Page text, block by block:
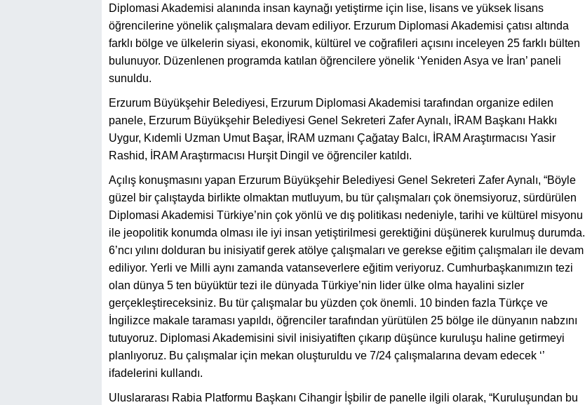
Diplomasi Akademisi alanında insan kaynağı yetiştirme için lise, lisans ve yüksek lisans
öğrencilerine yönelik çalışmalara devam ediliyor. Erzurum Diplomasi Akademisi çatısı altında
farklı bölge ve ülkelerin siyasi, ekonomik, kültürel ve coğrafileri açısını inceleyen 25 farklı bülten
bulunuyor. Düzenlenen programda katılan öğrencilere yönelik ‘Yeniden Asya ve İran’ paneli
sunuldu.
Erzurum Büyükşehir Belediyesi, Erzurum Diplomasi Akademisi tarafından organize edilen
panele, Erzurum Büyükşehir Belediyesi Genel Sekreteri Zafer Aynalı, İRAM Başkanı Hakkı
Uygur, Kıdemli Uzman Umut Başar, İRAM uzmanı Çağatay Balcı, İRAM Araştırmacısı Yasir
Rashid, İRAM Araştırmacısı Hurşit Dingil ve öğrenciler katıldı.
Açılış konuşmasını yapan Erzurum Büyükşehir Belediyesi Genel Sekreteri Zafer Aynalı, “Böyle
güzel bir çalıştayda birlikte olmaktan mutluyum, bu tür çalışmaları çok önemsiyoruz, sürdürülen
Diplomasi Akademisi Türkiye’nin çok yönlü ve dış politikası nedeniyle, tarihi ve kültürel misyonu
ile jeopolitik konumda olması ile iyi insan yetiştirilmesi gerektiğini düşünerek kurulmuş durumda.
6’ncı yılını dolduran bu inisiyatif gerek atölye çalışmaları ve gerekse eğitim çalışmaları ile devam
ediliyor. Yerli ve Milli aynı zamanda vatanseverlere eğitim veriyoruz. Cumhurbaşkanımızın tezi
olan dünya 5 ten büyüktür tezi ile dünyada Türkiye’nin lider ülke olma hayalini sizler
gerçekleştireceksiniz. Bu tür çalışmalar bu yüzden çok önemli. 10 binden fazla Türkçe ve
İngilizce makale taraması yapıldı, öğrenciler tarafından yürütülen 25 bölge ile dünyanın nabzını
tutuyoruz. Diplomasi Akademisini sivil inisiyatiften çıkarıp düşünce kuruluşu haline getirmeyi
planlıyoruz. Bu çalışmalar için mekan oluşturuldu ve 7/24 çalışmalarına devam edecek ‘’
ifadelerini kullandı.
Uluslararası Rabia Platformu Başkanı Cihangir İşbilir de panelle ilgili olarak, “Kuruluşundan bu